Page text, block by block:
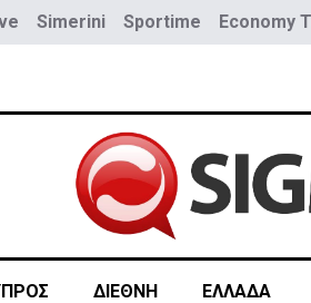
Simerini Sportime Economy
ΔΙΕΘΝΗ ΕΛΛΑΔΑ